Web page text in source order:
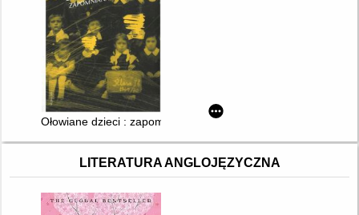
Ołowiane dzieci : zapomniana epidemia
LITERATURA ANGLOJĘZYCZNA